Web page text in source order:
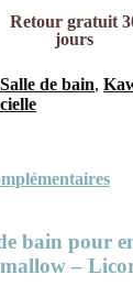
Retour gratuit
jours
de bain,
bain pour
–